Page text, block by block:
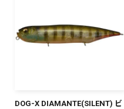
DOG-X DIAMANTE(SILENT) ビ